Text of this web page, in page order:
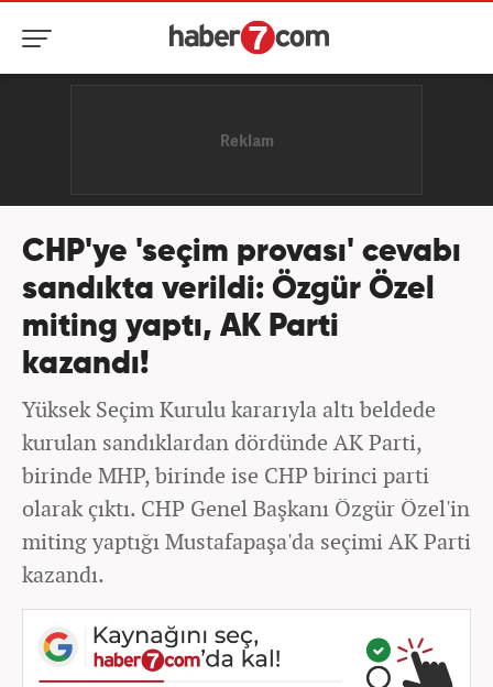
CHP'ye 'seçim provası' cevabı
sandıkta verildi: Özgür Özel
miting yaptı, AK Parti
kazandı!
Yüksek Seçim Kurulu kararıyla altı beldede
kurulan sandıklardan dördünde AK Parti,
birinde MHP, birinde ise CHP birinci parti
olarak çıktı. CHP Genel Başkanı Özgür Özel'in
miting yaptığı Mustafapaşa'da seçimi AK Parti
kazandı.